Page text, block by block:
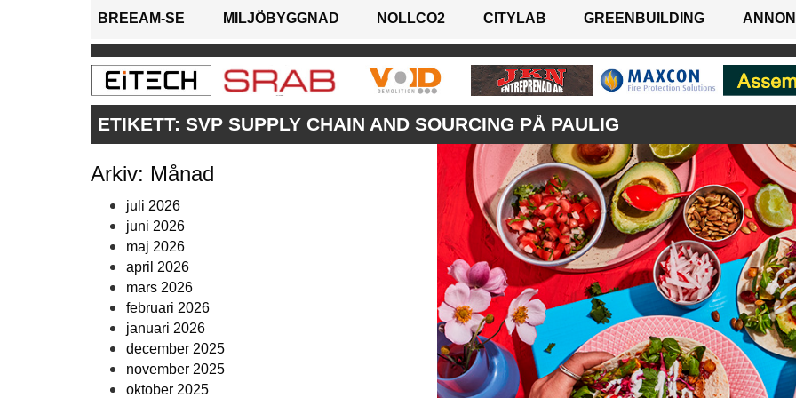
BREEAM-SE MILJÖBYGGNAD NOLLCO2 CITYLAB GREENBUILDING
ETIKETT: SVP SUPPLY CHAIN AND SOURCING PÅ PAULIG
Arkiv: Månad
juli 2026
juni 2026
maj 2026
april 2026
mars 2026
februari 2026
januari 2026
december 2025
november 2025
oktober 2025